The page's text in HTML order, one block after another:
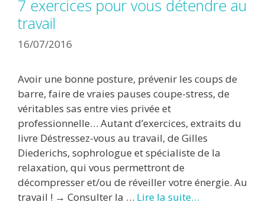
7 exercices pour vous détendre au
travail
16/07/2016
Avoir une bonne posture, prévenir les coups de
barre, faire de vraies pauses coupe-stress, de
véritables sas entre vies privée et
professionnelle… Autant d’exercices, extraits du
livre Déstressez-vous au travail, de Gilles
Diederichs, sophrologue et spécialiste de la
relaxation, qui vous permettront de
décompresser et/ou de réveiller votre énergie. Au
travail ! → Consulter la … Lire la suite…